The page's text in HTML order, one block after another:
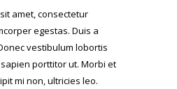
amet, consectetur
egestas. Duis a
vestibulum lobortis
porttitor ut. Morbi et
mi non, ultricies leo.